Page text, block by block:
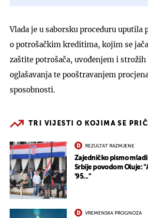
Vlada je u saborsku proceduru uputila
o potrošačkim kreditima, kojim se
zaštite potrošača, uvođenjem i
oglašavanja te pooštravanjem
sposobnosti.
TRI VIJESTI O KOJIMA SE
REZULTAT RAZMJENE
Zajedničko pismo
Srbije povodom Oluje:
'95..."
VREMENSKA PROGNOZA